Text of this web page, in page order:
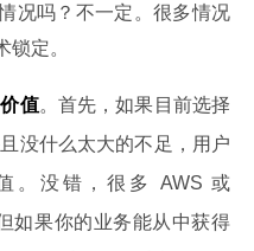
况吗？不一定。很多情况
定。
值。首先，如果目前选择
没什么太大的不足，用户
。没错，很多 AWS 或
如果你的业务能从中获得